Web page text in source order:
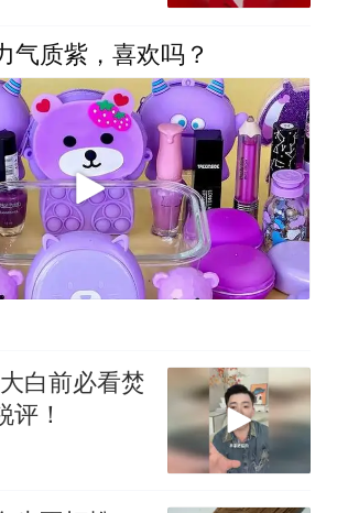
气质紫，喜欢吗？
白前必看焚
评！